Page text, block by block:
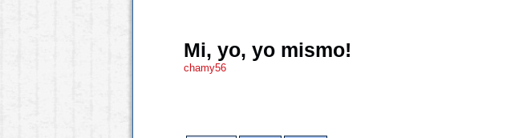
Mi, yo, yo mismo!
chamy56